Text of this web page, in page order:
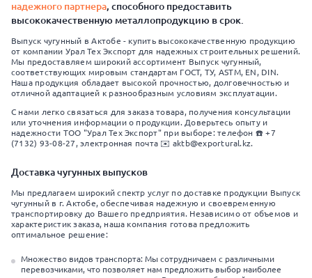
надежного партнера, способного предоставить
высококачественную металлопродукцию в срок.
Выпуск чугунный в Актобе - купить высококачественную продукцию
от компании Урал Тех Экспорт для надежных строительных решений.
Мы предоставляем широкий ассортимент Выпуск чугунный,
соответствующих мировым стандартам ГОСТ, ТУ, ASTM, EN, DIN.
Наша продукция обладает высокой прочностью, долговечностью и
отличной адаптацией к разнообразным условиям эксплуатации.
С нами легко связаться для заказа товара, получения консультации
или уточнения информации о продукции. Доверьтесь опыту и
надежности ТОО "Урал Тех Экспорт" при выборе: телефон ☎️ +7
(7132) 93-08-27, электронная почта ✉️ aktb@exportural.kz.
Доставка чугунных выпусков
Мы предлагаем широкий спектр услуг по доставке продукции Выпуск
чугунный в г. Актобе, обеспечивая надежную и своевременную
транспортировку до Вашего предприятия. Независимо от объемов и
характеристик заказа, наша компания готова предложить
оптимальное решение:
Множество видов транспорта: Мы сотрудничаем с различными
перевозчиками, что позволяет нам предложить выбор наиболее